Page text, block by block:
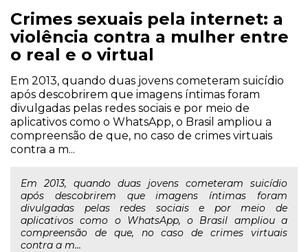
Crimes sexuais pela internet: a
violência contra a mulher entre
o real e o virtual
Em 2013, quando duas jovens cometeram suicídio
após descobrirem que imagens íntimas foram
divulgadas pelas redes sociais e por meio de
aplicativos como o WhatsApp, o Brasil ampliou a
compreensão de que, no caso de crimes virtuais
contra a m...
Em 2013, quando duas jovens cometeram suicídio
após descobrirem que imagens íntimas foram
divulgadas pelas redes sociais e por meio de
aplicativos como o WhatsApp, o Brasil ampliou a
compreensão de que, no caso de crimes virtuais
contra a m...